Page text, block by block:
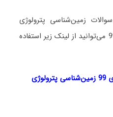
زمین‌شناسی پترولوژی
کنکور دکتری سراسری و آزاد 99 می‌توانید از لینک زیر استفاده